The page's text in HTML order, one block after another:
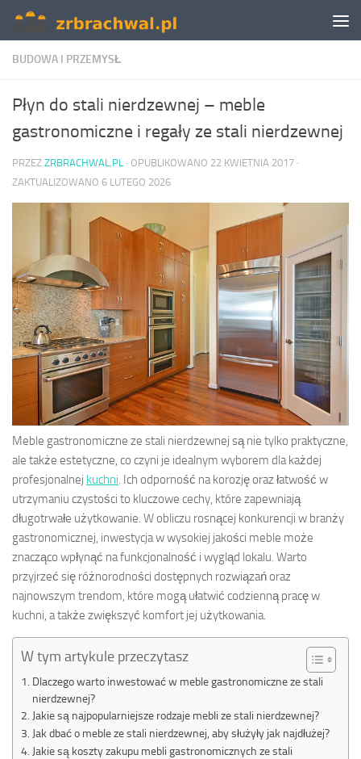
Skip to content
BUDOWA I PRZEMYSŁ
Płyn do stali nierdzewnej – meble
gastronomiczne i regały ze stali nierdzewnej
PRZEZ ZRBRACHWAL.PL · OPUBLIKOWANO 22 KWIETNIA 2017 ·
ZAKTUALIZOWANO 6 LUTEGO 2026
Meble gastronomiczne ze stali nierdzewnej są nie tylko praktyczne,
ale także estetyczne, co czyni je idealnym wyborem dla każdej
profesjonalnej kuchni. Ich odporność na korozję oraz łatwość w
utrzymaniu czystości to kluczowe cechy, które zapewniają
długotrwałe użytkowanie. W obliczu rosnącej konkurencji w branży
gastronomicznej, inwestycja w wysokiej jakości meble może
znacząco wpłynąć na funkcjonalność i wygląd lokalu. Warto
przyjrzeć się różnorodności dostępnych rozwiązań oraz
najnowszym trendom, które mogą ułatwić codzienną pracę w
kuchni, a także zwiększyć komfort jej użytkowania.
W tym artykule przeczytasz
Dlaczego warto inwestować w meble gastronomiczne ze stali
nierdzewnej?
Jakie są najpopularniejsze rodzaje mebli ze stali nierdzewnej?
Jak dbać o meble ze stali nierdzewnej, aby służyły jak najdłużej?
Jakie są koszty zakupu mebli gastronomicznych ze stali